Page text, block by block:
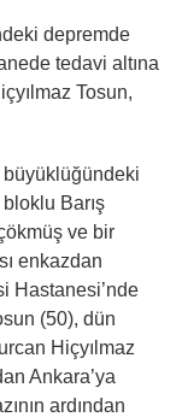
depremde
tedavi altına
Tosun,
büyüklüğündeki
Barış
ve bir
enkazdan
Hastanesi’nde
(50), dün
Hiçyılmaz
Ankara’ya
ardından